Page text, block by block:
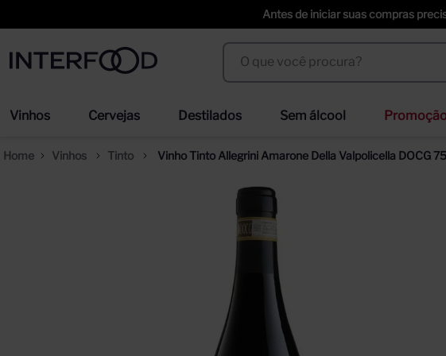
Antes de iniciar suas compras
O que você procura?
Vinhos Cervejas Destilados Sem álcool
Vinhos Tinto Vinho Tinto Allegrini Amarone Della Valpolicella DOCG
Termos mais buscados